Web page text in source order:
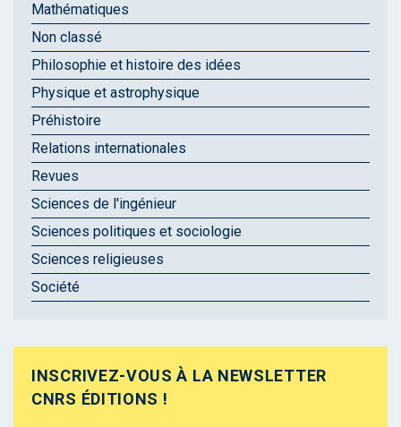
Mathématiques
Non classé
Philosophie et histoire des idées
Physique et astrophysique
Préhistoire
Relations internationales
Revues
Sciences de l'ingénieur
Sciences politiques et sociologie
Sciences religieuses
Société
INSCRIVEZ-VOUS À LA NEWSLETTER
CNRS ÉDITIONS !